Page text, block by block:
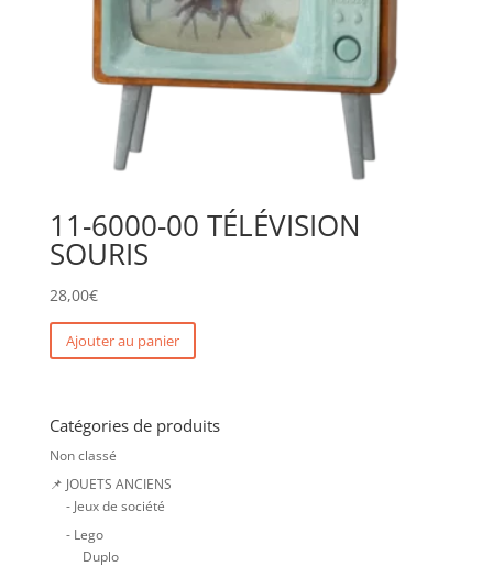
11-6000-00 TÉLÉVISION
SOURIS
28,00€
Ajouter au panier
Catégories de produits
Non classé
📌 JOUETS ANCIENS
- Jeux de société
- Lego
Duplo